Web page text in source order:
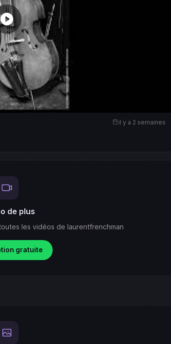
il y a 2 semaines
de plus
les vidéos de laurentfrenchman
gratuite